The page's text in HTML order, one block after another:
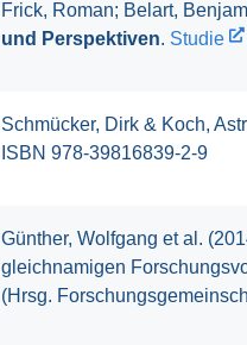
Frick, Roman; Belart,
und Perspektiven. Studie
Schmücker, Dirk & Koch,
ISBN 978-39816839-2-9
Günther, Wolfgang et al.
gleichnamigen
(Hrsg.